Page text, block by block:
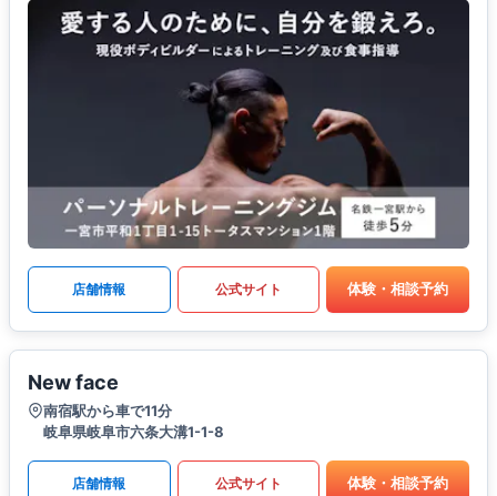
店舗情報 公式サイト 体験・相談予約
New face
南宿駅から車で11分
岐阜県岐阜市六条大溝1-1-8
店舗情報 公式サイト 体験・相談予約